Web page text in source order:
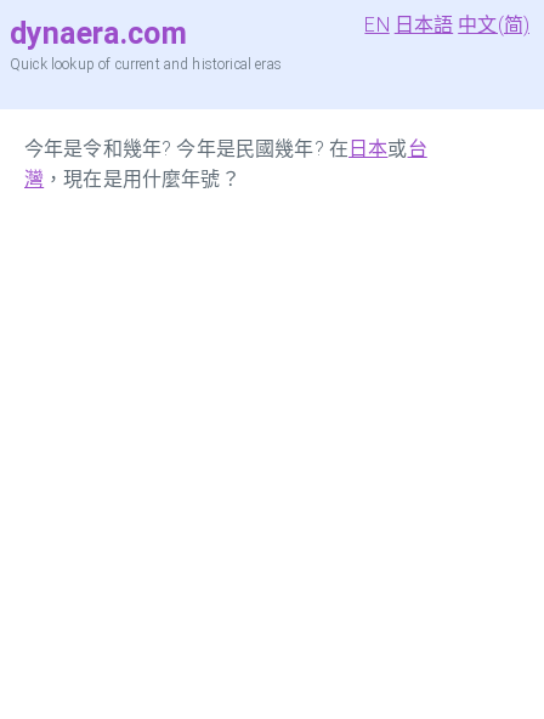
dynaera.com
Quick lookup of current and historical eras
EN 日本語 中文(简)
今年是令和幾年? 今年是民國幾年? 在 日本或台
灣 ，現在是用什麼年號？